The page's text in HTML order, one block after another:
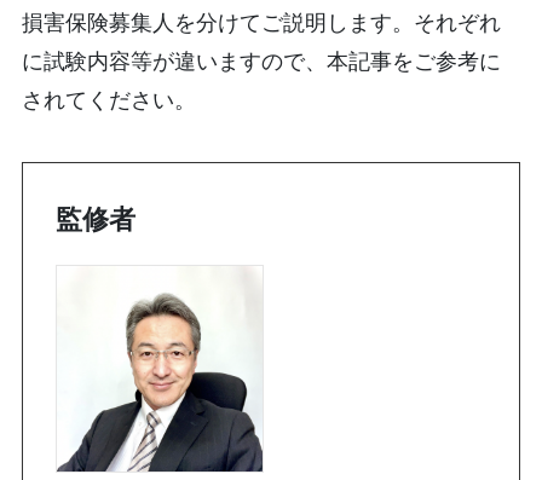
損害保険募集人を分けてご説明します。それぞれ
に試験内容等が違いますので、本記事をご参考に
されてください。
監修者